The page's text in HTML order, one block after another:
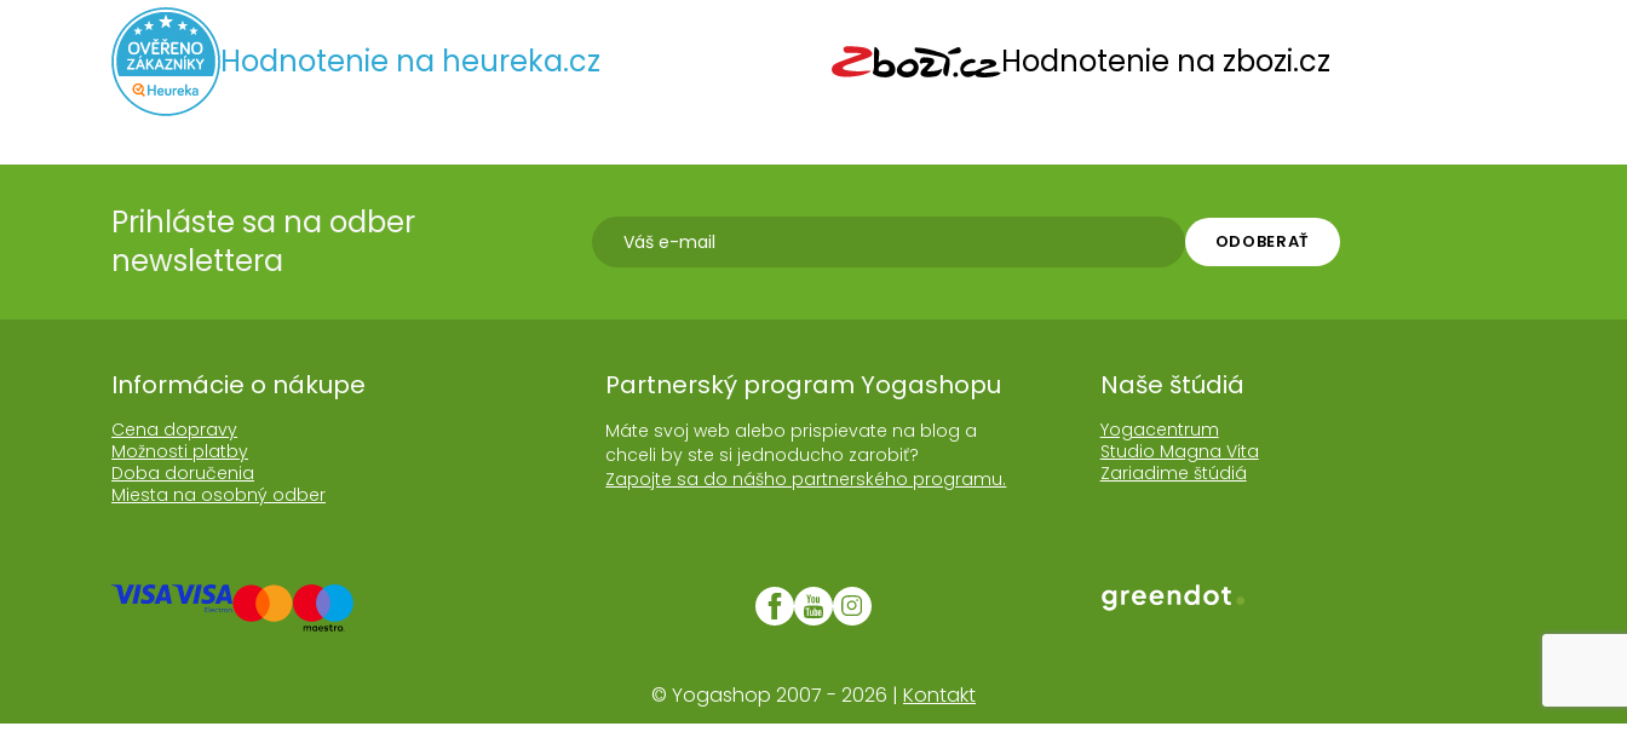
Hodnotenie na heureka.cz Hodnotenie na zbozi.cz
Prihláste sa na odber
newslettera
ODOBERAŤ
Informácie o nákupe
Cena dopravy
Možnosti platby
Doba doručenia
Miesta na osobný odber
Partnerský program Yogashopu
Máte svoj web alebo prispievate na blog a
chceli by ste si jednoducho zarobiť?
Zapojte sa do nášho partnerského programu.
Naše štúdiá
Yogacentrum
Studio Magna Vita
Zariadime štúdiá
Web realizoval Greendot
© Yogashop 2007 - 2026 | Kontakt